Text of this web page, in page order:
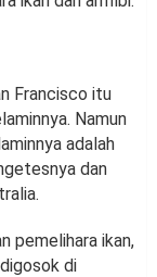
Francisco itu
Namun
adalah
dan
pemelihara ikan,
di